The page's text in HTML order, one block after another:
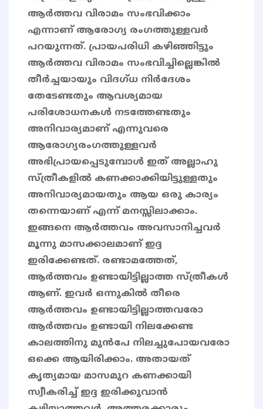
ആര്‍ത്തവ വിരാമം സംഭവിക്കാം
എന്നാണ് ആരോഗ്യ രംഗത്തുള്ളവർ
പറയുന്നത്. പ്രായപരിധി കഴിഞ്ഞിട്ടും
ആര്‍ത്തവ വിരാമം സംഭവിച്ചില്ലെങ്കില്‍
തീര്‍ച്ചയായും വിദഗ്ധ നിർദേശം
തേടേണ്ടതും ആവശ്യമായ
പരിശോധനകള്‍ നടത്തേണ്ടതും
അനിവാര്യമാണ് എന്നുവരെ
ആരോഗ്യരംഗത്തുള്ളവർ
അഭിപ്രായപ്പെടുമ്പോൾ ഇത് അല്ലാഹു
സ്ത്രീകളിൽ കണക്കാക്കിയിട്ടുള്ളതും
അനിവാര്യമായതും ആയ ഒരു കാര്യം
തന്നെയാണ് എന്ന് മനസ്സിലാക്കാം.
ഇങ്ങനെ ആർത്തവം അവസാനിച്ചവർ
മൂന്നു മാസക്കാലമാണ് ഇദ്ദ
ഇരിക്കേണ്ടത്. രണ്ടാമത്തേത്,
ആർത്തവം ഉണ്ടായിട്ടില്ലാത്ത സ്ത്രീകൾ
ആണ്. ഇവർ ഒന്നുകിൽ തീരെ
ആർത്തവം ഉണ്ടായിട്ടില്ലാത്തവരോ
ആർത്തവം ഉണ്ടായി നിലക്കേണ്ട
കാലത്തിനു മുൻപേ നിലച്ചുപോയവരോ
ഒക്കെ ആയിരിക്കാം. അതായത്
കൃത്യമായ മാസമുറ കണക്കായി
സ്വീകരിച്ച് ഇദ്ദ ഇരിക്കുവാൻ